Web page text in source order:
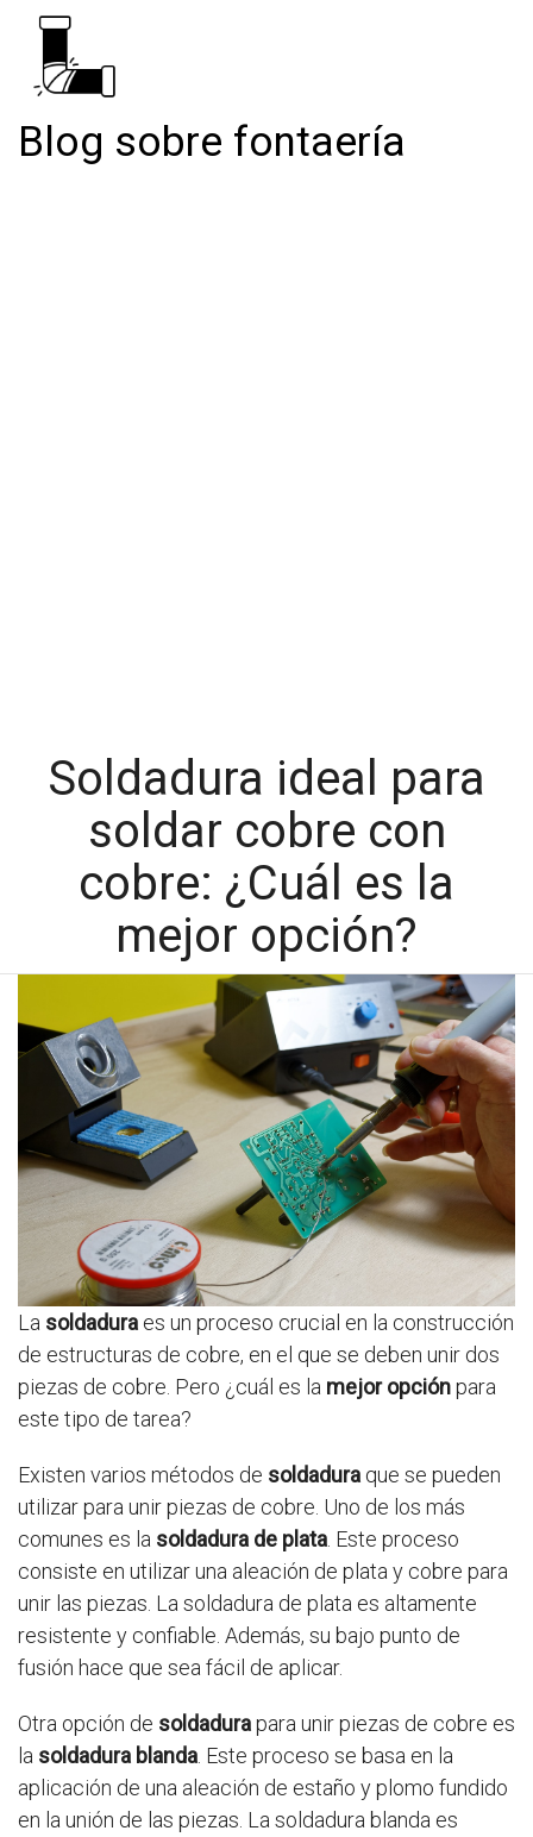
Blog sobre fontaería
Soldadura ideal para
soldar cobre con
cobre: ¿Cuál es la
mejor opción?
La soldadura es un proceso crucial en la construcción
de estructuras de cobre, en el que se deben unir dos
piezas de cobre. Pero ¿cuál es la mejor opciónpara
este tipo de tarea?
Existen varios métodos de soldadura que se pueden
utilizar para unir piezas de cobre. Uno de los más
comunes es la soldadura de plata . Este proceso
consiste en utilizar una aleación de plata y cobre para
unir las piezas. La soldadura de plata es altamente
resistente y confiable. Además, su bajo punto de
fusión hace que sea fácil de aplicar.
Otra opción de soldadurapara unir piezas de cobre es
la soldadura blanda . Este proceso se basa en la
aplicación de una aleación de estaño y plomo fundido
en la unión de las piezas. La soldadura blanda es